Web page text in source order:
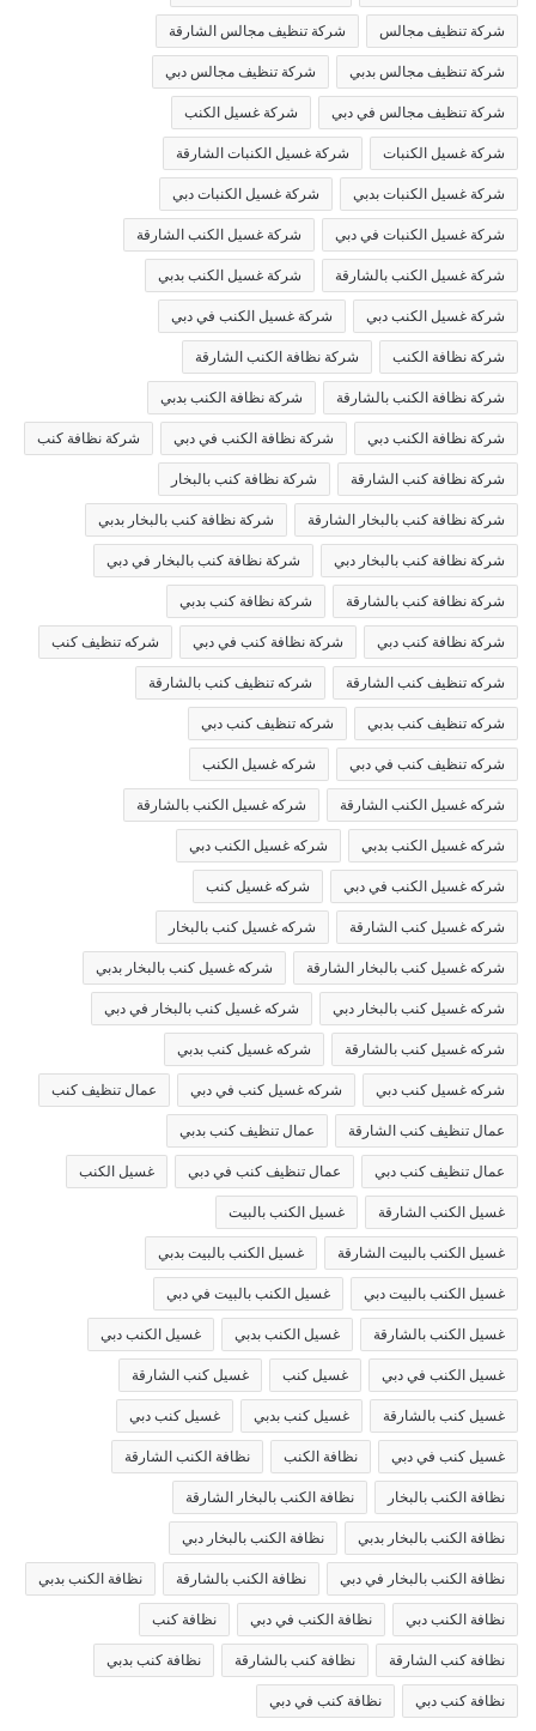
شركة تنظيف مجالس شركة تنظيف مجالس الشارقة
شركة تنظيف مجالس بدبي شركة تنظيف مجالس دبي
شركة تنظيف مجالس في دبي شركة غسيل الكنب
شركة غسيل الكنبات شركة غسيل الكنبات الشارقة
شركة غسيل الكنبات بدبي شركة غسيل الكنبات دبي
شركة غسيل الكنبات في دبي شركة غسيل الكنب الشارقة
شركة غسيل الكنب بالشارقة شركة غسيل الكنب بدبي
شركة غسيل الكنب دبي شركة غسيل الكنب في دبي
شركة نظافة الكنب شركة نظافة الكنب الشارقة
شركة نظافة الكنب بالشارقة شركة نظافة الكنب بدبي
شركة نظافة الكنب دبي شركة نظافة الكنب في دبي شركة نظافة كنب
شركة نظافة كنب الشارقة شركة نظافة كنب بالبخار
شركة نظافة كنب بالبخار الشارقة شركة نظافة كنب بالبخار بدبي
شركة نظافة كنب بالبخار دبي شركة نظافة كنب بالبخار في دبي
شركة نظافة كنب بالشارقة شركة نظافة كنب بدبي
شركة نظافة كنب دبي شركة نظافة كنب في دبي شركه تنظيف كنب
شركه تنظيف كنب الشارقة شركه تنظيف كنب بالشارقة
شركه تنظيف كنب بدبي شركه تنظيف كنب دبي
شركه تنظيف كنب في دبي شركه غسيل الكنب
شركه غسيل الكنب الشارقة شركه غسيل الكنب بالشارقة
شركه غسيل الكنب بدبي شركه غسيل الكنب دبي
شركه غسيل الكنب في دبي شركه غسيل كنب
شركه غسيل كنب الشارقة شركه غسيل كنب بالبخار
شركه غسيل كنب بالبخار الشارقة شركه غسيل كنب بالبخار بدبي
شركه غسيل كنب بالبخار دبي شركه غسيل كنب بالبخار في دبي
شركه غسيل كنب بالشارقة شركه غسيل كنب بدبي
شركه غسيل كنب دبي شركه غسيل كنب في دبي عمال تنظيف كنب
عمال تنظيف كنب الشارقة عمال تنظيف كنب بدبي
عمال تنظيف كنب دبي عمال تنظيف كنب في دبي غسيل الكنب
غسيل الكنب الشارقة غسيل الكنب بالبيت
غسيل الكنب بالبيت الشارقة غسيل الكنب بالبيت بدبي
غسيل الكنب بالبيت دبي غسيل الكنب بالبيت في دبي
غسيل الكنب بالشارقة غسيل الكنب بدبي غسيل الكنب دبي
غسيل الكنب في دبي غسيل كنب غسيل كنب الشارقة
غسيل كنب بالشارقة غسيل كنب بدبي غسيل كنب دبي
غسيل كنب في دبي نظافة الكنب نظافة الكنب الشارقة
نظافة الكنب بالبخار نظافة الكنب بالبخار الشارقة
نظافة الكنب بالبخار بدبي نظافة الكنب بالبخار دبي
نظافة الكنب بالبخار في دبي نظافة الكنب بالشارقة نظافة الكنب بدبي
نظافة الكنب دبي نظافة الكنب في دبي نظافة كنب
نظافة كنب الشارقة نظافة كنب بالشارقة نظافة كنب بدبي
نظافة كنب دبي نظافة كنب في دبي